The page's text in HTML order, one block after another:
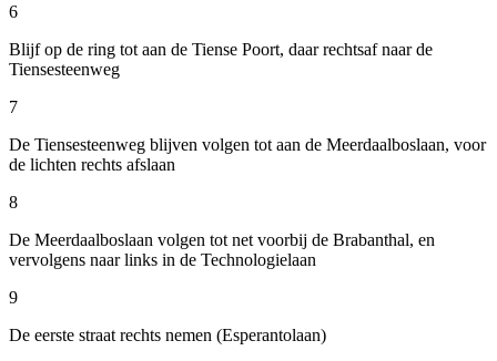
6
Blijf op de ring tot aan de Tiense Poort, daar rechtsaf naar de
Tiensesteenweg
7
De Tiensesteenweg blijven volgen tot aan de Meerdaalboslaan, voor
de lichten rechts afslaan
8
De Meerdaalboslaan volgen tot net voorbij de Brabanthal, en
vervolgens naar links in de Technologielaan
9
De eerste straat rechts nemen (Esperantolaan)